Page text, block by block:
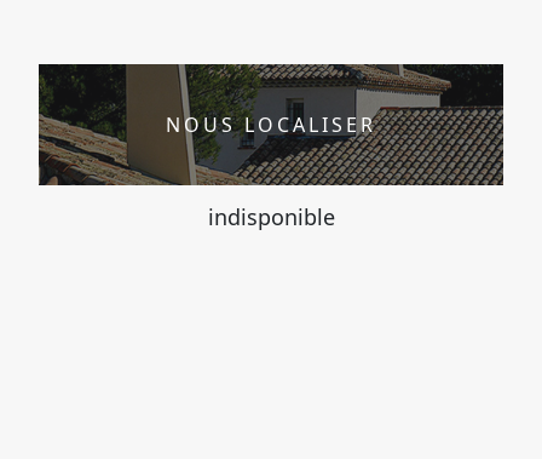
NOUS LOCALISER
indisponible